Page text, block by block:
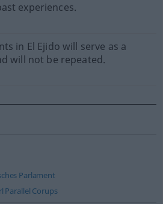
experiences.
in El Ejido will serve as a
will not be repeated.
Parlament
Parallel Corups